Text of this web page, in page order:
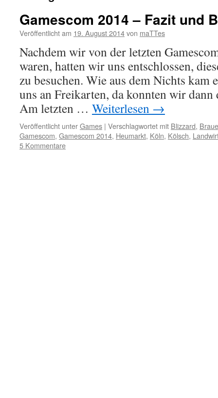
Gamescom 2014 – Fazit und
Veröffentlicht am 19. August 2014von maTTes
Nachdem wir von der letzten
waren, hatten wir uns entschlossen,
zu besuchen. Wie aus dem Nichts kam
uns an Freikarten, da konnten wir
Am letzten … Weiterlesen →
Veröffentlicht unterGames | Verschlagwortet mit Blizzard,
Gamescom, Gamescom 2014, Heumarkt, Köln, Kölsch,
5 Kommentare